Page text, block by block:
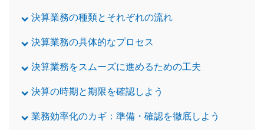
決算業務の種類とそれぞれの流れ
決算業務の具体的なプロセス
決算業務をスムーズに進めるための工夫
決算の時期と期限を確認しよう
業務効率化のカギ：準備・確認を徹底しよう